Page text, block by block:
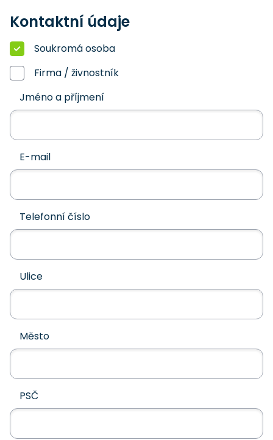
Kontaktní údaje
Soukromá osoba
Firma / živnostník
Jméno a příjmení
E-mail
Telefonní číslo
Ulice
Město
PSČ